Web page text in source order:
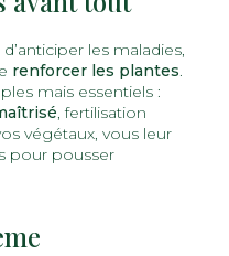
les maladies,
renforcer les plantes.
mais essentiels :
, fertilisation
végétaux, vous leur
pour pousser